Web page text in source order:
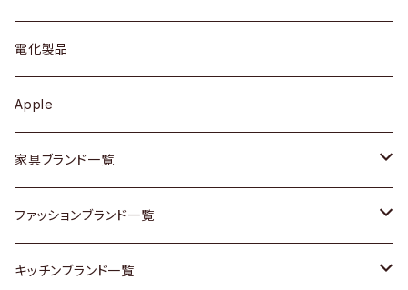
キュリオケース / 飾り棚
カップボード / 食器棚
チェスト
その他家具
Vintageヴィンテージ / Antiqueアンティーク
ワンピース
ボトムス
靴
スカーフ
腕時計
ケトル / ティーポット
鍋 / フライパン
Vintage / ヴィンテージ
銀製品
和物 / 作家物
ギター
ベース
その他楽器
電化製品
Apple
家具ブランド一覧
ACME Furniture / アクメ ファニチャー
ACTUS / アクタス
ファッションブランド一覧
agnes b / アニエス ベー
キッチンブランド一覧